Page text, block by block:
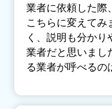
業者に依頼した際
こちらに変えてみ
く、説明も分かり
業者だと思いまし
る業者が呼べるの